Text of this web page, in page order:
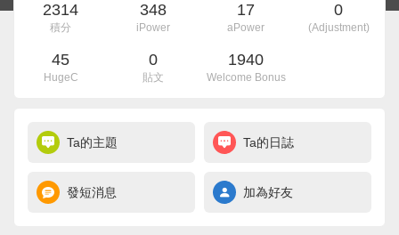
2314
積分
348
iPower
17
aPower
0
(Adjustment)
45
HugeC
0
貼文
1940
Welcome Bonus
Ta的主題 Ta的日誌
發短消息 加為好友